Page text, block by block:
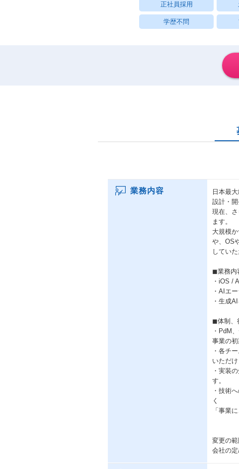
正社員採用
学歴不問
業務内容
日本最
設計・
現在、
ます。
大規模
や、OS
していた
◼︎業務内
・iOS /
・AIエ
・生成
◼︎体制、
・PdM
事業の
・各チ
いただけ
・実装
す。
・技術
く
「事業
変更の
会社の